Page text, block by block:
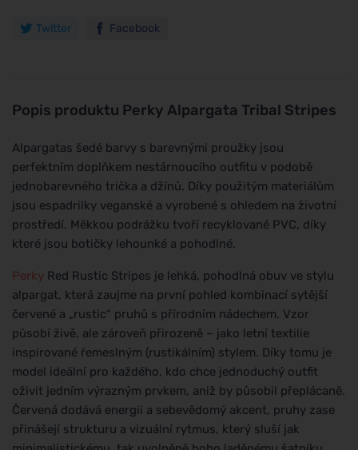
Popis produktu Perky Alpargata Tribal Stripes
Alpargatas šedé barvy s barevnými proužky jsou
perfektním doplňkem nestárnoucího outfitu v podobě
jednobarevného trička a džínů. Díky použitým materiálům
jsou espadrilky veganské a vyrobené s ohledem na životní
prostředí. Měkkou podrážku tvoří recyklované PVC, díky
které jsou botičky lehounké a pohodlné.
Perky Red Rustic Stripes je lehká, pohodlná obuv ve stylu
alpargat, která zaujme na první pohled kombinací sytější
červené a „rustic“ pruhů s přírodním nádechem. Vzor
působí živě, ale zároveň přirozeně – jako letní textilie
inspirované řemeslným (rustikálním) stylem. Díky tomu je
model ideální pro každého, kdo chce jednoduchý outfit
oživit jedním výrazným prvkem, aniž by působil přeplácaně.
Červená dodává energii a sebevědomý akcent, pruhy zase
přinášejí strukturu a vizuální rytmus, který sluší jak
Twitter Facebook